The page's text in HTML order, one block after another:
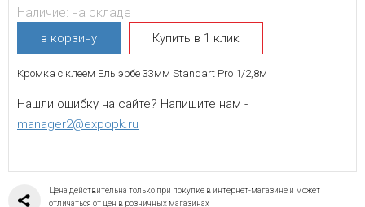
Наличие: на складе
в корзину Купить в 1 клик
Кромка с клеем Ель эрбе 33мм Standart Pro 1/2,8м
Нашли ошибку на сайте? Напишите нам -
manager2@expopk.ru
Цена действительна только при покупке в интернет-магазине и может
отличаться от цен в розничных магазинах